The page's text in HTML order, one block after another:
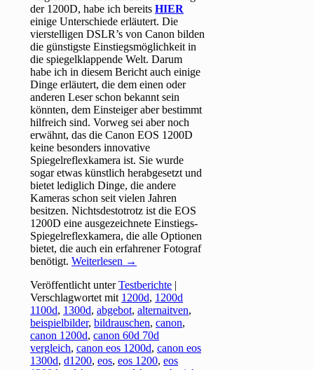
der 1200D, habe ich bereitsHIER
einige Unterschiede erläutert. Die
vierstelligen DSLR’s von Canon bilden
die günstigste Einstiegsmöglichkeit in
die spiegelklappende Welt. Darum
habe ich in diesem Bericht auch einige
Dinge erläutert, die dem einen oder
anderen Leser schon bekannt sein
könnten, dem Einsteiger aber bestimmt
hilfreich sind. Vorweg sei aber noch
erwähnt, das die Canon EOS 1200D
keine besonders innovative
Spiegelreflexkamera ist. Sie wurde
sogar etwas künstlich herabgesetzt und
bietet lediglich Dinge, die andere
Kameras schon seit vielen Jahren
besitzen. Nichtsdestotrotz ist die EOS
1200D eine ausgezeichnete Einstiegs-
Spiegelreflexkamera, die alle Optionen
bietet, die auch ein erfahrener Fotograf
benötigt.Weiterlesen →
Veröffentlicht unter Testberichte |
Verschlagwortet mit 1200d, 1200d
1100d, 1300d,abgebot,alternaitven,
beispielbilder,bildrauschen,canon,
canon 1200d,canon 60d 70d
vergleich,canon eos 1200d,canon eos
1300d,d1200,eos,eos 1200,eos